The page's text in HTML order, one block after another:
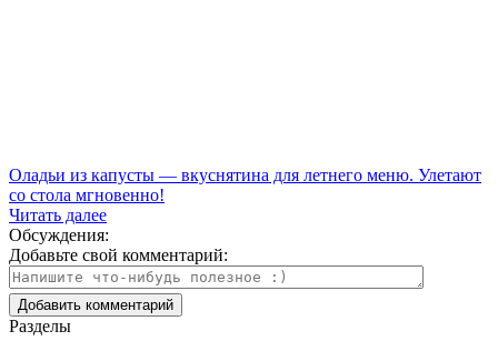
Оладьи из капусты — вкуснятина для летнего меню. Улетают
со стола мгновенно!
Читать далее
Обсуждения:
Добавьте свой комментарий:
Разделы